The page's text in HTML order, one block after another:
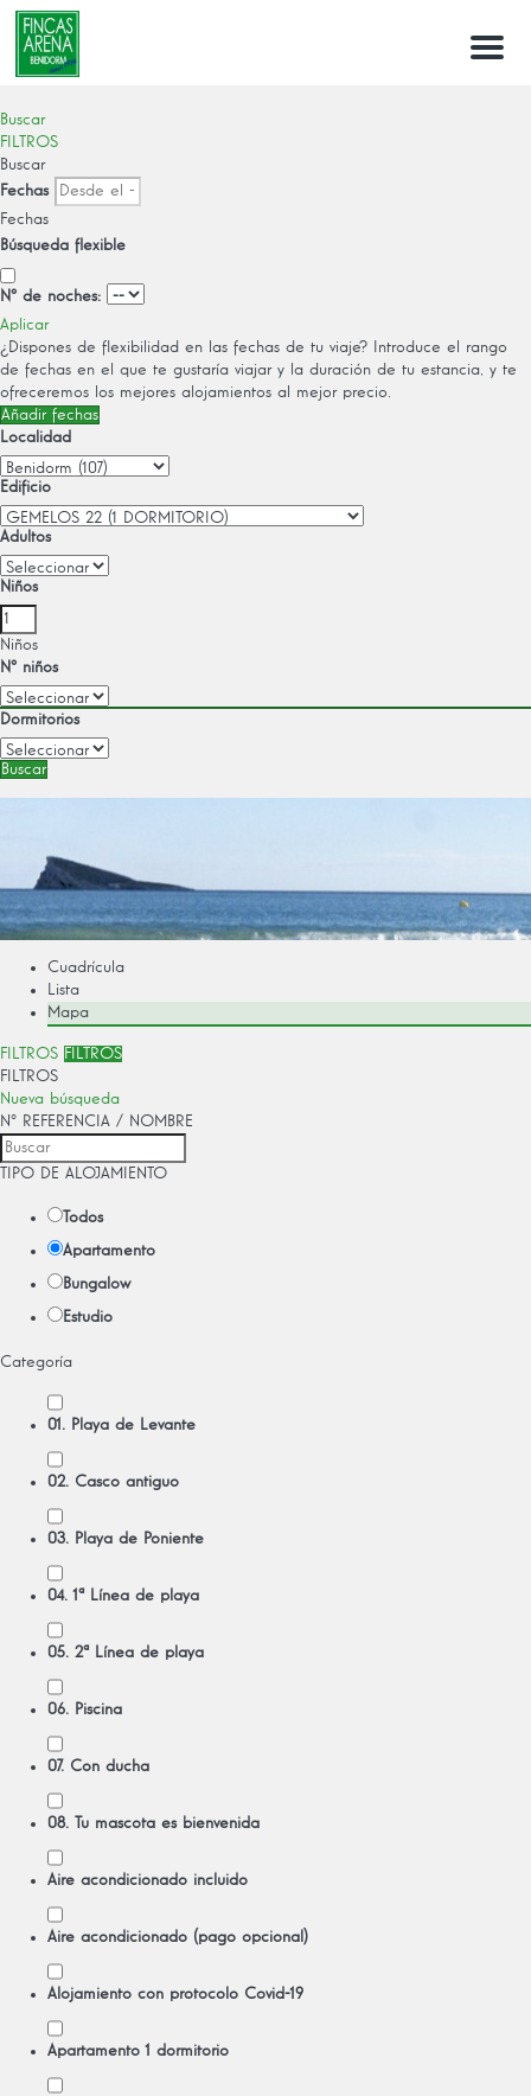
Menu
Buscar
FILTROS
Buscar
Fechas
Fechas
Búsqueda flexible
Nº de noches:
Aplicar
¿Dispones de flexibilidad en las fechas de tu viaje?
Introduce el rango
de fechas en el que te gustaría viajar y la duración de tu estancia, y te
ofreceremos los mejores alojamientos al mejor precio.
Añadir fechas
Localidad
Edificio
Adultos
Niños
Niños
Nº niños
Dormitorios
Buscar
Cuadrícula
Lista
Mapa
FILTROS FILTROS
FILTROS
Nueva búsqueda
Nº REFERENCIA / NOMBRE
TIPO DE ALOJAMIENTO
Todos
Apartamento
Bungalow
Estudio
Categoría
01. Playa de Levante
02. Casco antiguo
03. Playa de Poniente
04. 1ª Línea de playa
05. 2ª Línea de playa
06. Piscina
07. Con ducha
08. Tu mascota es bienvenida
Aire acondicionado incluido
Aire acondicionado (pago opcional)
Alojamiento con protocolo Covid-19
Apartamento 1 dormitorio